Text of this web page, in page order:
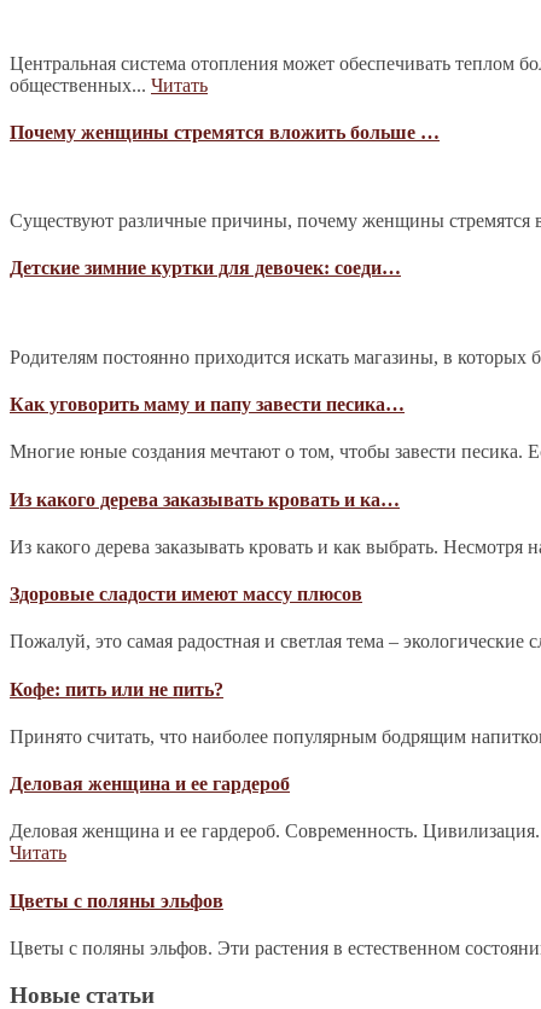
Центральная система отопления может обеспечивать
общественных... Читать
Почему женщины стремятся вложить больше …
Существуют различные причины, почему женщины
Детские зимние куртки для девочек: соеди…
Родителям постоянно приходится искать магазины, в
Как уговорить маму и папу завести песика…
Многие юные создания мечтают о том, чтобы завести песика.
Из какого дерева заказывать кровать и ка…
Из какого дерева заказывать кровать и как выбрать.
Здоровые сладости имеют массу плюсов
Пожалуй, это самая радостная и светлая тема –
Кофе: пить или не пить?
Принято считать, что наиболее популярным бодрящим
Деловая женщина и ее гардероб
Деловая женщина и ее гардероб. Современность.
Читать
Цветы с поляны эльфов
Цветы с поляны эльфов. Эти растения в естественном
Новые статьи